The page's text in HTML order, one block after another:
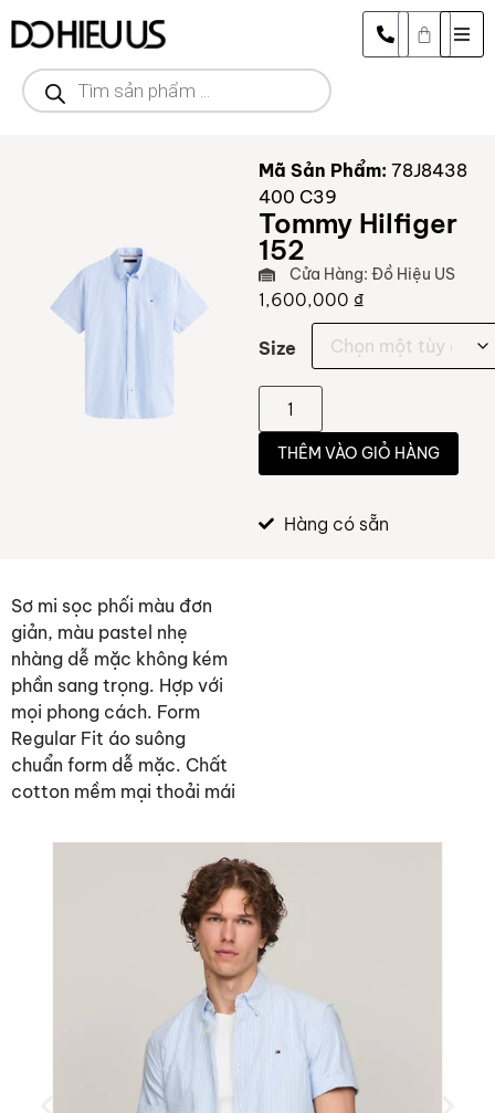
Mã Sản Phẩm: 78J8438
400 C39
Tommy Hilfiger
152
Cửa Hàng: Đồ Hiệu US
1,600,000 ₫
Size
THÊM VÀO GIỎ HÀNG
Hàng có sẵn
Sơ mi sọc phối màu đơn
giản, màu pastel nhẹ
nhàng dễ mặc không kém
phần sang trọng. Hợp với
mọi phong cách. Form
Regular Fit áo suông
chuẩn form dễ mặc. Chất
cotton mềm mại thoải mái